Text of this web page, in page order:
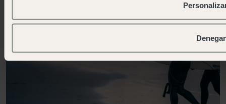
Denegar